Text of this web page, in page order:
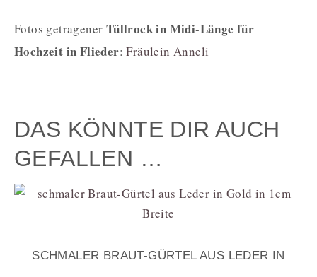
Fotos getragener Tüllrock in Midi-Länge für
Hochzeit in Flieder:Fräulein Anneli
DAS KÖNNTE DIR AUCH
GEFALLEN …
SCHMALER BRAUT-GÜRTEL AUS LEDER IN